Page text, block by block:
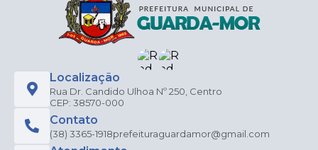
Localização
Rua Dr. Candido Ulhoa Nº 250, Centro
CEP: 38570-000
Contato
(38) 3365-1918prefeituraguardamor@gmail.com